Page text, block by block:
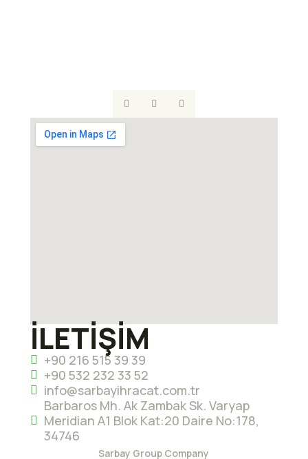
İLETİŞİM
+90 216 515 39 39
+90 532 232 33 52
info@sarbayihracat.com.tr
Barbaros Mh. Ak Zambak Sk. Varyap
Meridian A1 Blok Kat:20 Daire No:178,
34746
Sarbay Group Company